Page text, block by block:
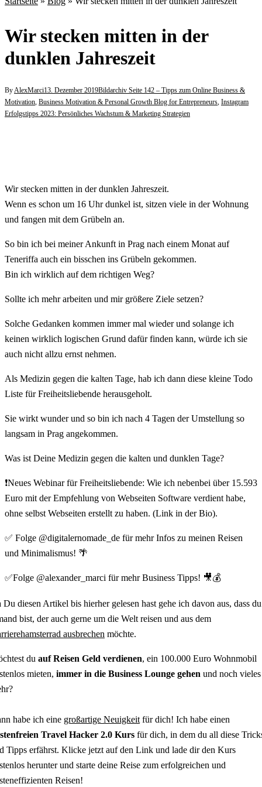
Wir stecken mitten in der
dunklen Jahreszeit
ByAlexMarci13. Dezember 2019Bildarchiv Seite 142 – Tipps zum Online Business &
Motivation, Business Motivation & Personal Growth Blog for Entrepreneurs, Instagram
Erfolgstipps 2023: Persönliches Wachstum & Marketing Strategien
Wir stecken mitten in der dunklen Jahreszeit.
Wenn es schon um 16 Uhr dunkel ist, sitzen viele in der Wohnung
und fangen mit dem Grübeln an.
So bin ich bei meiner Ankunft in Prag nach einem Monat auf
Teneriffa auch ein bisschen ins Grübeln gekommen.
Bin ich wirklich auf dem richtigen Weg?
Sollte ich mehr arbeiten und mir größere Ziele setzen?
Solche Gedanken kommen immer mal wieder und solange ich
keinen wirklich logischen Grund dafür finden kann, würde ich sie
auch nicht allzu ernst nehmen.
Als Medizin gegen die kalten Tage, hab ich dann diese kleine Todo
Liste für Freiheitsliebende herausgeholt.
Sie wirkt wunder und so bin ich nach 4 Tagen der Umstellung so
langsam in Prag angekommen.
Was ist Deine Medizin gegen die kalten und dunklen Tage?
❗Neues Webinar für Freiheitsliebende: Wie ich nebenbei über 15.593
Euro mit der Empfehlung von Webseiten Software verdient habe,
ohne selbst Webseiten erstellt zu haben. (Link in der Bio).
✅ Folge @digitalernomade_de für mehr Infos zu meinen Reisen
und Minimalismus! 🌴
✅Folge @alexander_marci für mehr Business Tipps! 🎥💰
Du diesen Artikel bis hierher gelesen hast gehe ich davon aus, dass du
bist, der auch gerne um die Welt reisen und aus dem
ausbrechen möchte.
du auf Reisen Geld verdienen, ein 100.000 Euro Wohnmobil
mieten, immer in die Business Lounge gehen und noch vieles
habe ich eine großartige Neuigkeit für dich! Ich habe einen
Travel Hacker 2.0 Kurs für dich, in dem du all diese
Tipps erfährst. Klicke jetzt auf den Link und lade dir den Kurs
herunter und starte deine Reise zum erfolgreichen und
Reisen!